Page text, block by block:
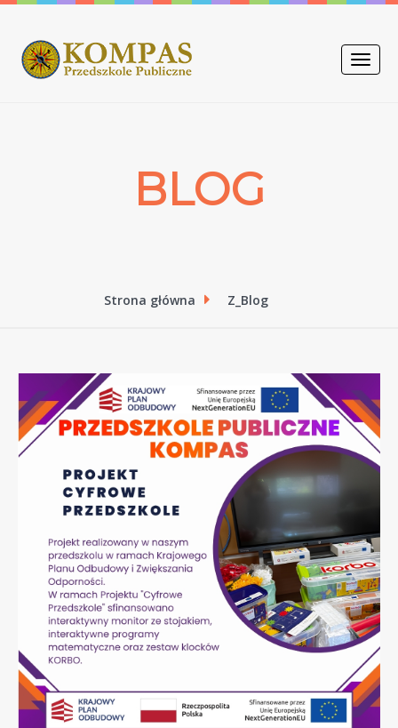
Toggle
BLOG
Strona główna Z_Blog